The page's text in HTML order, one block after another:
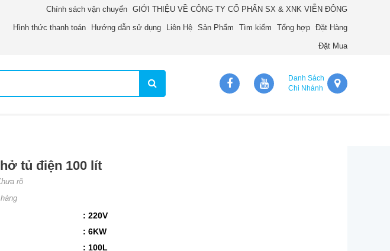
Chính sách vận chuyển GIỚI THIỆU VỀ CÔNG TY CỔ PHẨN SX & XNK VIỄN ĐÔNG
Hình thức thanh toán Hướng dẫn sử dụng Liên Hệ Sản Phẩm Tìm kiếm Tổng hợp Đặt Hàng
Đặt Mua
Danh Sách
Chi Nhánh
tủ điện 100 lít
rõ
: 220V
: 6KW
: 100L